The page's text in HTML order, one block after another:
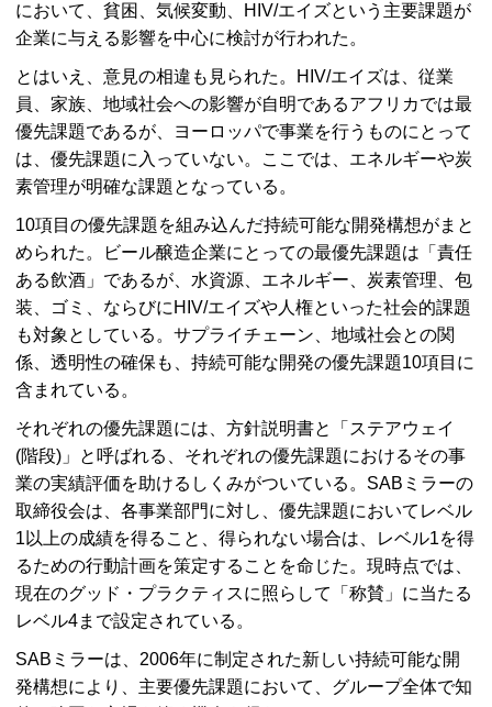
において、貧困、気候変動、HIV/エイズという主要課題が
企業に与える影響を中心に検討が行われた。
とはいえ、意見の相違も見られた。HIV/エイズは、従業
員、家族、地域社会への影響が自明であるアフリカでは最
優先課題であるが、ヨーロッパで事業を行うものにとって
は、優先課題に入っていない。ここでは、エネルギーや炭
素管理が明確な課題となっている。
10項目の優先課題を組み込んだ持続可能な開発構想がまと
められた。ビール醸造企業にとっての最優先課題は「責任
ある飲酒」であるが、水資源、エネルギー、炭素管理、包
装、ゴミ、ならびにHIV/エイズや人権といった社会的課題
も対象としている。サプライチェーン、地域社会との関
係、透明性の確保も、持続可能な開発の優先課題10項目に
含まれている。
それぞれの優先課題には、方針説明書と「ステアウェイ
(階段)」と呼ばれる、それぞれの優先課題におけるその事
業の実績評価を助けるしくみがついている。SABミラーの
取締役会は、各事業部門に対し、優先課題においてレベル
1以上の成績を得ること、得られない場合は、レベル1を得
るための行動計画を策定することを命じた。現時点では、
現在のグッド・プラクティスに照らして「称賛」に当たる
レベル4まで設定されている。
SABミラーは、2006年に制定された新しい持続可能な開
発構想により、主要優先課題において、グループ全体で知